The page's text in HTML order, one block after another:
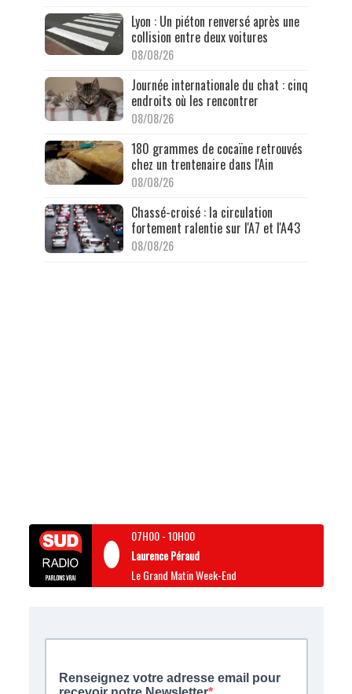
Lyon : Un piéton renversé après une
collision entre deux voitures
08/08/26
Journée internationale du chat : cinq
endroits où les rencontrer
08/08/26
180 grammes de cocaïne retrouvés
chez un trentenaire dans l'Ain
08/08/26
Chassé-croisé : la circulation
fortement ralentie sur l'A7 et l'A43
08/08/26
07H00-10H00
Laurence Péraud
Le Grand Matin Week-End